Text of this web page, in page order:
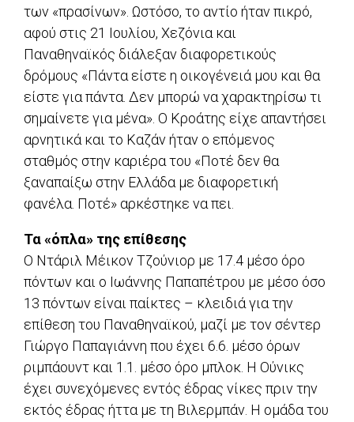
των «πρασίνων». Ωστόσο, το αντίο ήταν πικρό,
αφού στις 21 Ιουλίου, Χεζόνια και
Παναθηναϊκός διάλεξαν διαφορετικούς
δρόμους «Πάντα είστε η οικογένειά μου και θα
είστε για πάντα. Δεν μπορώ να χαρακτηρίσω τι
σημαίνετε για μένα». Ο Κροάτης είχε απαντήσει
αρνητικά και το Καζάν ήταν ο επόμενος
σταθμός στην καριέρα του «Ποτέ δεν θα
ξαναπαίξω στην Ελλάδα με διαφορετική
φανέλα. Ποτέ» αρκέστηκε να πει.
Τα «όπλα» της επίθεσης
Ο Ντάριλ Μέικον Τζούνιορ με 17.4 μέσο όρο
πόντων και ο Ιωάννης Παπαπέτρου με μέσο όσο
13 πόντων είναι παίκτες – κλειδιά για την
επίθεση του Παναθηναϊκού, μαζί με τον σέντερ
Γιώργο Παπαγιάννη που έχει 6.6. μέσο όρων
ριμπάουντ και 1.1. μέσο όρο μπλοκ. Η Ούνικς
έχει συνεχόμενες εντός έδρας νίκες πριν την
εκτός έδρας ήττα με τη Βιλερμπάν. Η ομάδα του